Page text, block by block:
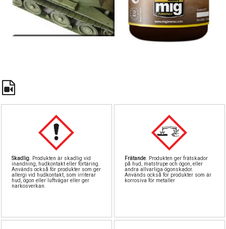
North
Pipetter &
Övriga
Skadlig. Produkten är skadlig vid
inandning, hudkontakt eller förtäring.
Används också för produkter som ger
allergi vid hudkontakt, som irriterar
hud, ögon eller luftvägar eller ger
narkosverkan.
Frätande. Produkten ger frätskador
på hud, matstrupe och ögon, eller
andra allvarliga ögonskador.
Används också för produkter som är
korrosiva för metaller